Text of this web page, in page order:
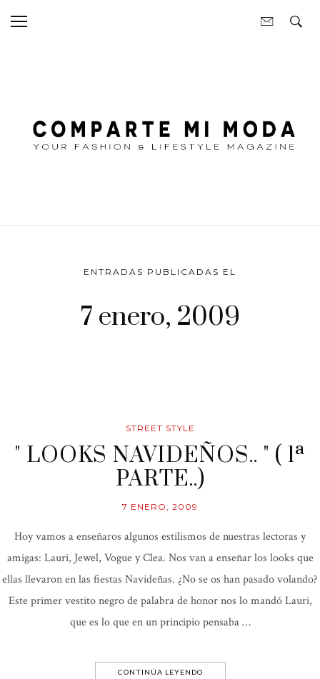
ENTRADAS PUBLICADAS EL
7 enero, 2009
STREET STYLE
" LOOKS NAVIDEÑOS.. " ( 1ª
PARTE..)
7 ENERO, 2009
Hoy vamos a enseñaros algunos estilismos de nuestras lectoras y
amigas: Lauri, Jewel, Vogue y Clea. Nos van a enseñar los looks que
ellas llevaron en las fiestas Navideñas. ¿No se os han pasado volando?
Este primer vestito negro de palabra de honor nos lo mandó Lauri,
que es lo que en un principio pensaba …
CONTINÚA LEYENDO